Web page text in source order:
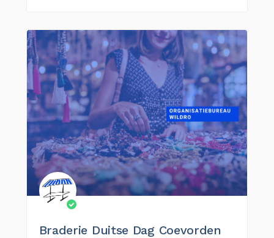
Braderie Duitse Dag Coevorden